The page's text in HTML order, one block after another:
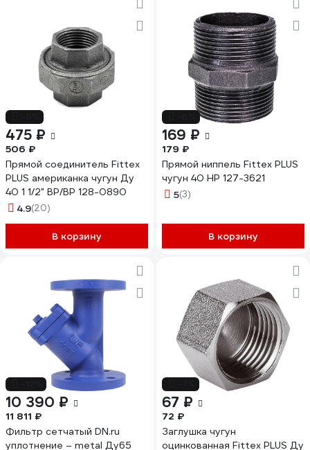
475 ₽
506 ₽
Прямой соединитель Fittex
PLUS американка чугун Ду
40 1 1/2" ВР/ВР 128-0890
4.9(20)
В корзину
169 ₽
179 ₽
Прямой ниппель Fittex PLUS
чугун 40 НР 127-3621
5(3)
В корзину
10 390 ₽
11 811 ₽
Фильтр сетчатый DN.ru
уплотнение – metal Ду65
67 ₽
72 ₽
Заглушка чугун
оцинкованная Fittex PLUS Ду